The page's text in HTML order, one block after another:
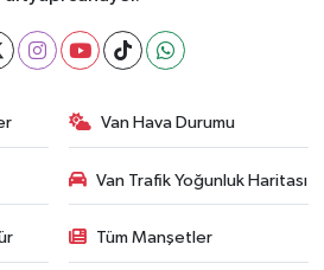
Van Hava Durumu
Van Trafik Yoğunluk Haritası
Tüm Manşetler